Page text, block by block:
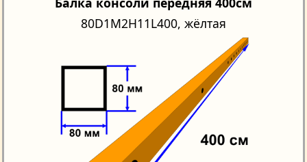
80D1M2H11L400, жёлтая